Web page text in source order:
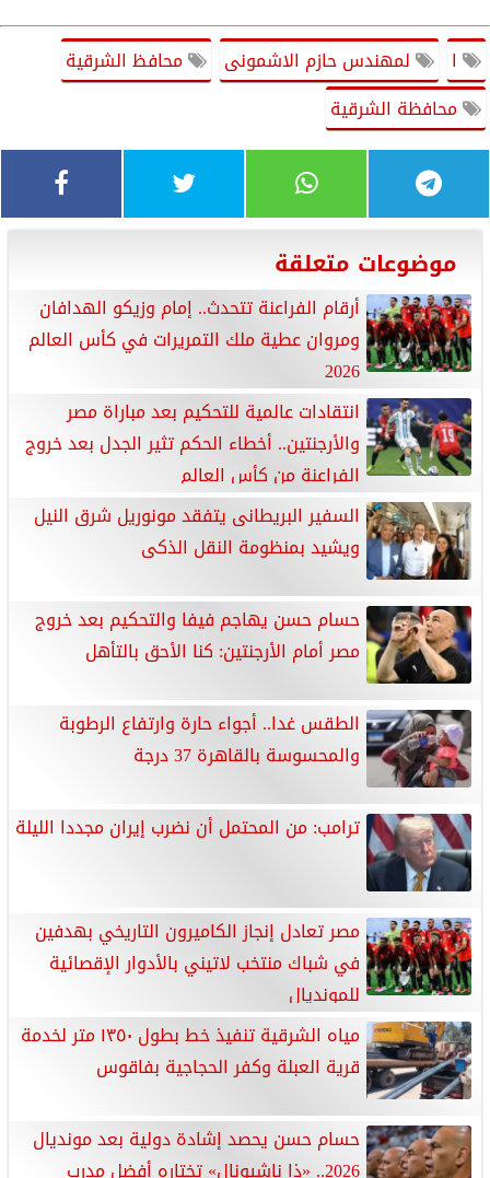
ا لمهندس حازم الاشمونى
محافظ الشرقية
محافظة الشرقية
موضوعات متعلقة
أرقام الفراعنة تتحدث.. إمام وزيكو الهدافان
ومروان عطية ملك التمريرات في كأس العالم
2026
انتقادات عالمية للتحكيم بعد مباراة مصر
والأرجنتين.. أخطاء الحكم تثير الجدل بعد خروج
الفراعنة من كأس العالم
السفير البريطانى يتفقد مونوريل شرق النيل
ويشيد بمنظومة النقل الذكى
حسام حسن يهاجم فيفا والتحكيم بعد خروج
مصر أمام الأرجنتين: كنا الأحق بالتأهل
الطقس غدا.. أجواء حارة وارتفاع الرطوبة
والمحسوسة بالقاهرة 37 درجة
ترامب: من المحتمل أن نضرب إيران مجددا الليلة
مصر تعادل إنجاز الكاميرون التاريخي بهدفين
في شباك منتخب لاتيني بالأدوار الإقصائية
للمونديال
مياه الشرقية تنفيذ خط بطول ١٣٥٠ متر لخدمة
قرية العبلة وكفر الحجاجية بفاقوس
حسام حسن يحصد إشادة دولية بعد مونديال